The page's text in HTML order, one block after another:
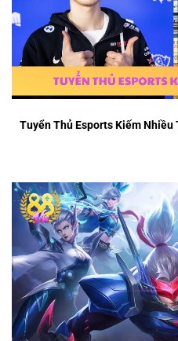
Tuyển Thủ Esports Kiếm